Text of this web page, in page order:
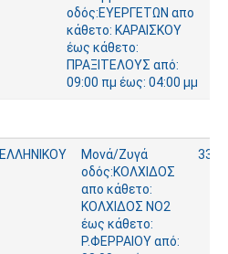
οδός:ΕΥΕΡΓΕΤΩΝ απο
κάθετο: ΚΑΡΑΙΣΚΟΥ
έως κάθετο:
ΠΡΑΞΙΤΕΛΟΥΣ από:
09:00 πμ έως: 04:00 μμ
ΕΛΛΗΝΙΚΟΥ
Μονά/Ζυγά
οδός:ΚΟΛΧΙΔΟΣ
απο κάθετο:
ΚΟΛΧΙΔΟΣ ΝΟ2
έως κάθετο:
Ρ.ΦΕΡΡΑΙΟΥ από:
336